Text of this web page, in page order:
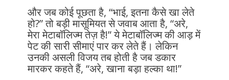
और जब कोई पूछता है, “भाई, इतना कैसे खा लेते
हो?” तो बड़ी मासूमियत से जवाब आता है, “अरे,
मेरा मेटाबॉलिज्म तेज़ है!” ये मेटाबॉलिज्म की आड़ में
पेट की सारी सीमाएं पार कर लेते हैं। लेकिन
उनकी असली विजय तब होती है जब डकार
मारकर कहते हैं, “अरे, खाना बड़ा हल्का था!”